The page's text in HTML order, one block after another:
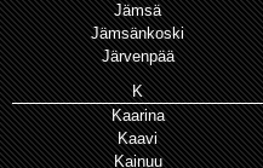
Jämsä
Jämsänkoski
Järvenpää
K
Kaarina
Kaavi
Kainuu